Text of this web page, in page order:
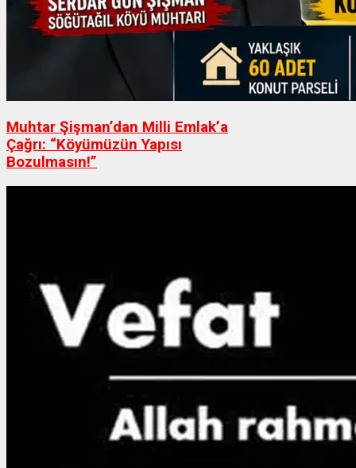
Muhtar Şişman’dan Milli Emlak’a
Çağrı: “Köyümüzün Yapısı
Bozulmasın!”